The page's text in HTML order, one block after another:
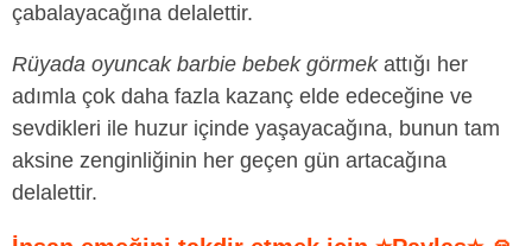
çabalayacağına delalettir.
Rüyada oyuncak barbie bebek görmekattığı her
adımla çok daha fazla kazanç elde edeceğine ve
sevdikleri ile huzur içinde yaşayacağına, bunun tam
aksine zenginliğinin her geçen gün artacağına
delalettir.